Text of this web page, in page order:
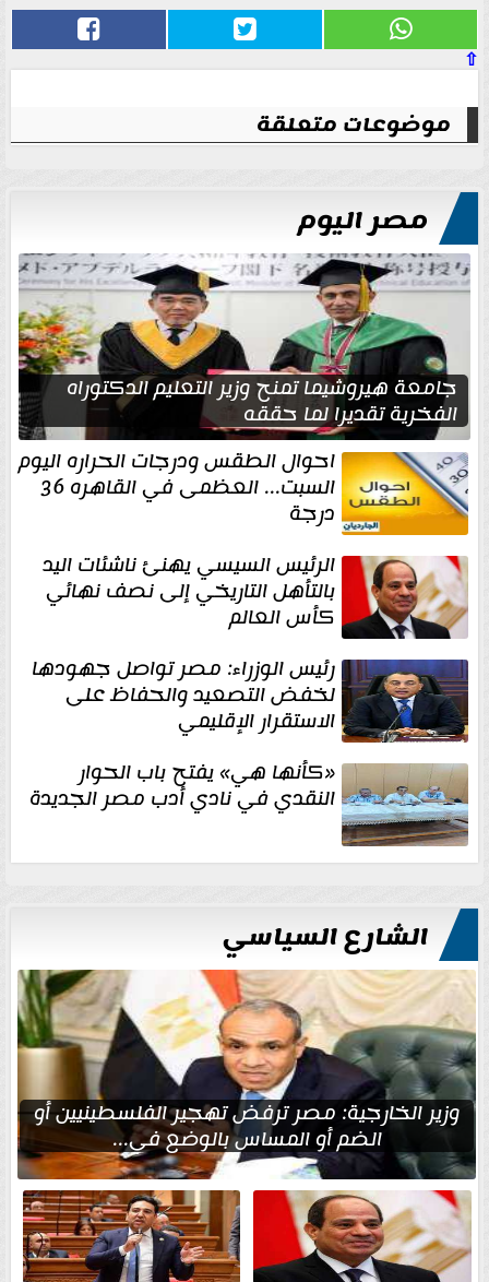
⇧
موضوعات متعلقة
مصر اليوم
جامعة هيروشيما تمنح وزير التعليم الدكتوراه
الفخرية تقديرا لما حققه
احوال الطقس ودرجات الحراره اليوم
السبت... العظمى في القاهره 36
درجة
الرئيس السيسي يهنئ ناشئات اليد
بالتأهل التاريخي إلى نصف نهائي
كأس العالم
رئيس الوزراء: مصر تواصل جهودها
لخفض التصعيد والحفاظ على
الاستقرار الإقليمي
«كأنها هي» يفتح باب الحوار
النقدي في نادي أدب مصر الجديدة
الشارع السياسي
وزير الخارجية: مصر ترفض تهجير الفلسطينيين أو
الضم أو المساس بالوضع في...